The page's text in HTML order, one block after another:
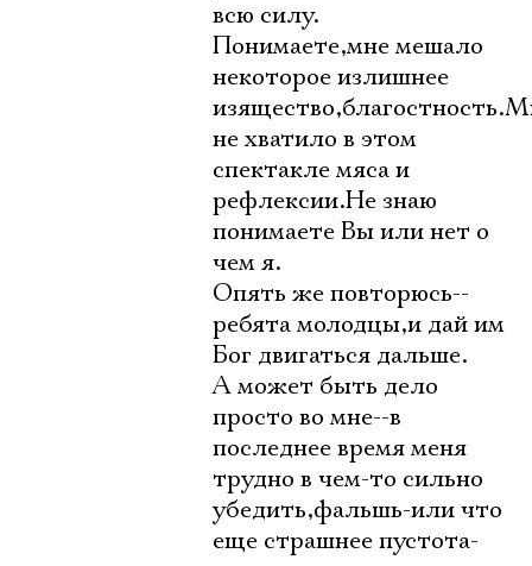
всю силу.
Понимаете,мне мешало
некоторое излишнее
не хватило в этом
спектакле мяса и
рефлексии.Не знаю
понимаете Вы или нет о
чем я.
Опять же повторюсь--
ребята молодцы,и дай им
Бог двигаться дальше.
А может быть дело
просто во мне--в
последнее время меня
трудно в чем-то сильно
убедить,фальшь-или что
еще страшнее пустота-